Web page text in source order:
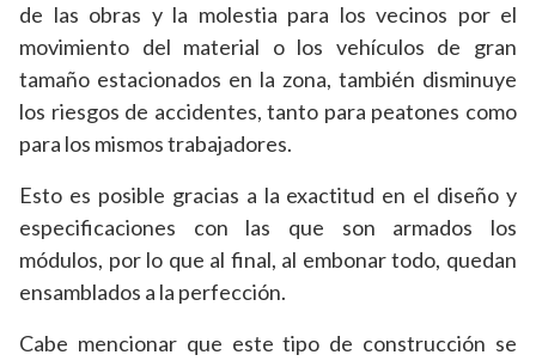
de las obras y la molestia para los vecinos por el
movimiento del material o los vehículos de gran
tamaño estacionados en la zona, también disminuye
los riesgos de accidentes, tanto para peatones como
para los mismos trabajadores.
Esto es posible gracias a la exactitud en el diseño y
especificaciones con las que son armados los
módulos, por lo que al final, al embonar todo, quedan
ensamblados a la perfección.
Cabe mencionar que este tipo de construcción se